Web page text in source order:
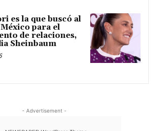
es la que buscó al
para el
de relaciones,
Sheinbaum
- Advertisement -